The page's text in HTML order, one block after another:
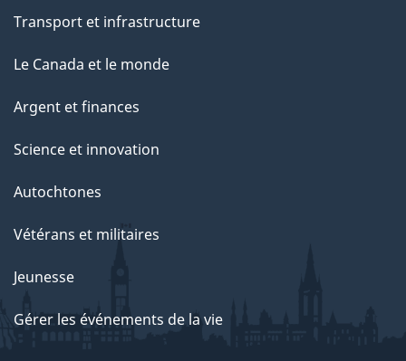
Transport et infrastructure
Le Canada et le monde
Argent et finances
Science et innovation
Autochtones
Vétérans et militaires
Jeunesse
Gérer les événements de la vie